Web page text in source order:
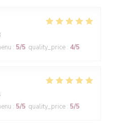
: 5/5 quality_price : 4/5
: 5/5 quality_price : 5/5